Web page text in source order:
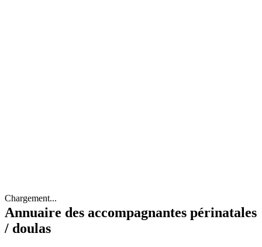
Chargement...
Annuaire des accompagnantes périnatales
/ doulas